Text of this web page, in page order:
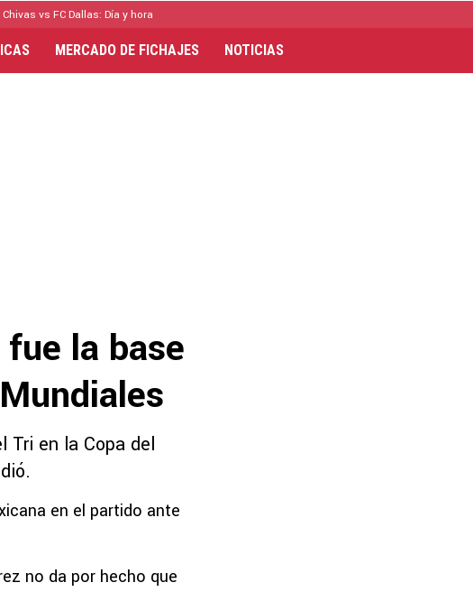
Chivas vs FC Dallas: Día y hora
MERCADO DE FICHAJES NOTICIAS
la base
Tri en la Copa del
en el partido ante
no da por hecho que